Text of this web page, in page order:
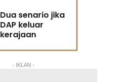
Dua senario jika
DAP keluar
kerajaan
- IKLAN -